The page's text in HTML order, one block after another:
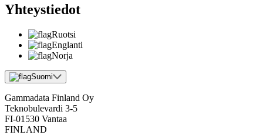
Yhteystiedot
Ruotsi
Englanti
Norja
Suomi
Gammadata Finland Oy
Teknobulevardi 3-5
FI-01530 Vantaa
FINLAND